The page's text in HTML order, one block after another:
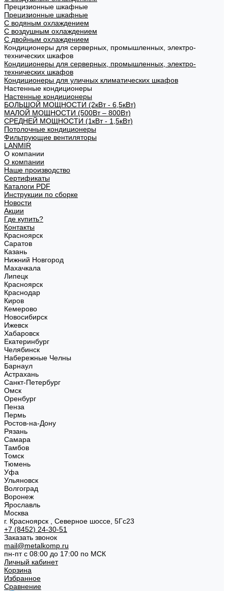
Прецизионные шкафные
Прецизионные шкафные
С водяным охлаждением
С воздушным охлаждением
С двойным охлаждением
Кондиционеры для серверных, промышленных, электро-
технических шкафов
Кондиционеры для серверных, промышленных, электро-
технических шкафов
Кондиционеры для уличных климатических шкафов
Настенные кондиционеры
Настенные кондиционеры
БОЛЬШОЙ МОЩНОСТИ (2кВт - 6,5кВт)
МАЛОЙ МОЩНОСТИ (500Вт – 800Вт)
СРЕДНЕЙ МОЩНОСТИ (1кВт - 1,5кВт)
Потолочные кондиционеры
Фильтрующие вентиляторы
LANMIR
О компании
О компании
Наше производство
Сертификаты
Каталоги PDF
Инструкции по сборке
Новости
Акции
Где купить?
Контакты
Красноярск
Саратов
Казань
Нижний Новгород
Махачкала
Липецк
Красноярск
Краснодар
Киров
Кемерово
Новосибирск
Ижевск
Хабаровск
Екатеринбург
Челябинск
Набережные Челны
Барнаул
Астрахань
Санкт-Петербург
Омск
Оренбург
Пенза
Пермь
Ростов-на-Дону
Рязань
Самара
Тамбов
Томск
Тюмень
Уфа
Ульяновск
Волгоград
Воронеж
Ярославль
Москва
г. Красноярск , Северное шоссе, 5Гс23
+7 (8452) 24-30-51
Заказать звонок
mail@metalkomp.ru
пн-пт с 08:00 до 17:00 по МСК
Личный кабинет
Корзина
Избранное
Сравнение